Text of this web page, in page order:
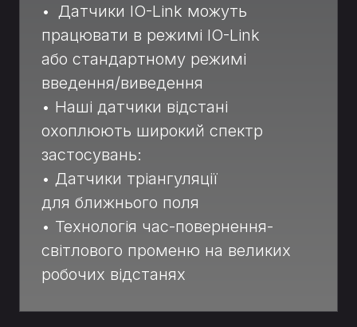
• Датчики IO-Link можуть
працювати в режимі IO-Link
або стандартному режимі
введення/виведення
• Наші датчики відстані
охоплюють широкий спектр
застосувань:
• Датчики тріангуляції
для ближнього поля
• Технологія час-повернення-
світлового променю на великих
робочих відстанях